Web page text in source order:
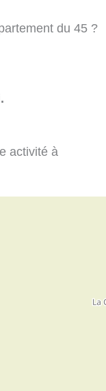
du 45 ?
activité à